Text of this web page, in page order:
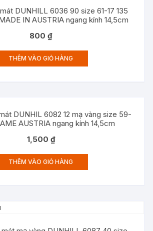
DUNHILL 6036 90 size 61-17 135
IN AUSTRIA ngang kính 14,5cm
800₫
THÊM VÀO GIỎ HÀNG
DUNHIL 6082 12 mạ vàng size 59-
AUSTRIA ngang kính 14,5cm
1,500 ₫
THÊM VÀO GIỎ HÀNG